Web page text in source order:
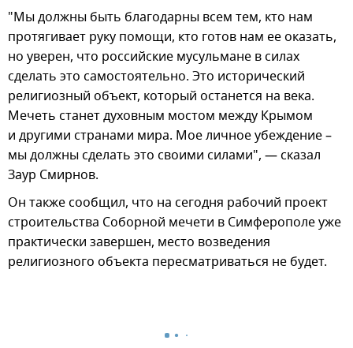
"Мы должны быть благодарны всем тем, кто нам
протягивает руку помощи, кто готов нам ее оказать,
но уверен, что российские мусульмане в силах
сделать это самостоятельно. Это исторический
религиозный объект, который останется на века.
Мечеть станет духовным мостом между Крымом
и другими странами мира. Мое личное убеждение –
мы должны сделать это своими силами", — сказал
Заур Смирнов.
Он также сообщил, что на сегодня рабочий проект
строительства Соборной мечети в Симферополе уже
практически завершен, место возведения
религиозного объекта пересматриваться не будет.